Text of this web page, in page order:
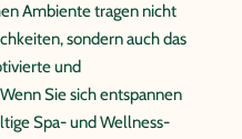
Ambiente tragen nicht
sondern auch das
und
Sie sich entspannen
Spa- und Wellness-